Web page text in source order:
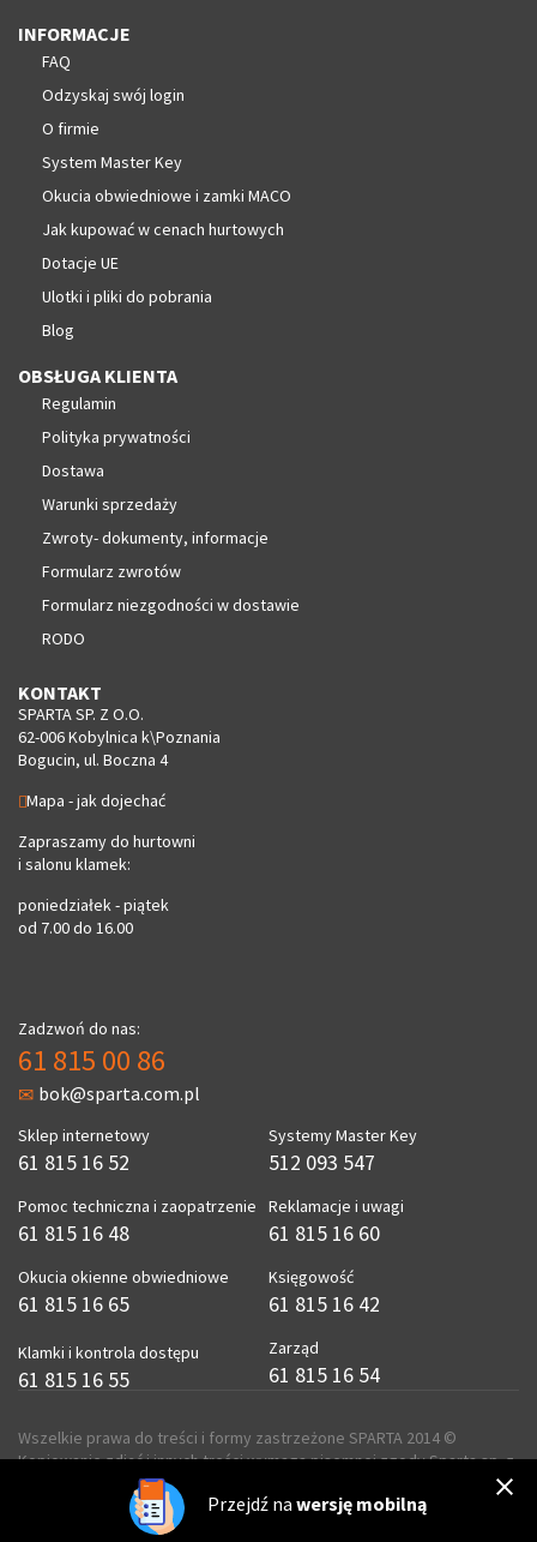
INFORMACJE
FAQ
Odzyskaj swój login
O firmie
System Master Key
Okucia obwiedniowe i zamki MACO
Jak kupować w cenach hurtowych
Dotacje UE
Ulotki i pliki do pobrania
Blog
OBSŁUGA KLIENTA
Regulamin
Polityka prywatności
Dostawa
Warunki sprzedaży
Zwroty- dokumenty, informacje
Formularz zwrotów
Formularz niezgodności w dostawie
RODO
KONTAKT
SPARTA SP. Z O.O.
62-006 Kobylnica k\Poznania
Bogucin, ul. Boczna 4
Mapa - jak dojechać
Zapraszamy do hurtowni
i salonu klamek:
poniedziałek - piątek
od 7.00 do 16.00
Zadzwoń do nas:
61 815 00 86
bok@sparta.com.pl
Sklep internetowy
61 815 16 52
Pomoc techniczna i zaopatrzenie
61 815 16 48
Okucia okienne obwiedniowe
61 815 16 65
Klamki i kontrola dostępu
61 815 16 55
Systemy Master Key
512 093 547
Reklamacje i uwagi
61 815 16 60
Księgowość
61 815 16 42
Zarząd
61 815 16 54
Wszelkie prawa do treści i formy zastrzeżone SPARTA 2014 ©
Kopiowanie zdjęć i innych treści wymaga pisemnej zgody Sparta sp. z
realizacja
Przejdź na wersję mobilną